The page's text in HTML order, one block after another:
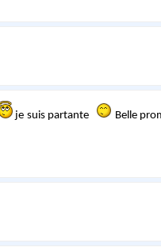
je suis partante Belle